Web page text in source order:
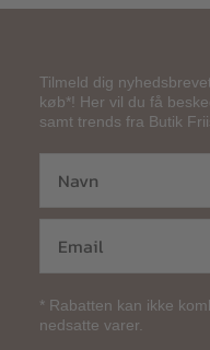
Tilmeld dig
køb*! Her vil du få
samt trends fra Butik
* Rabatten kan ikke
nedsatte varer.